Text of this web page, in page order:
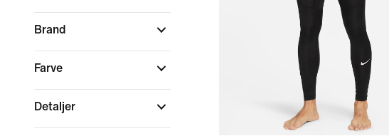
Brand
Farve
Detaljer